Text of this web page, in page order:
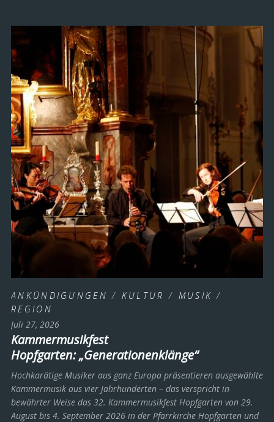
ANKÜNDIGUNGEN / KULTUR / MUSIK /
REGION
Juli 27, 2026
Kammermusikfest
Hopfgarten: „Generationenklänge“
Hochkarätige Musiker aus ganz Europa präsentieren ausgewählte
Kammermusik aus vier Jahrhunderten – das verspricht in
bewährter Weise das 32. Kammermusikfest Hopfgarten von 29.
August bis 4. September 2026 in der Pfarrkirche Hopfgarten und